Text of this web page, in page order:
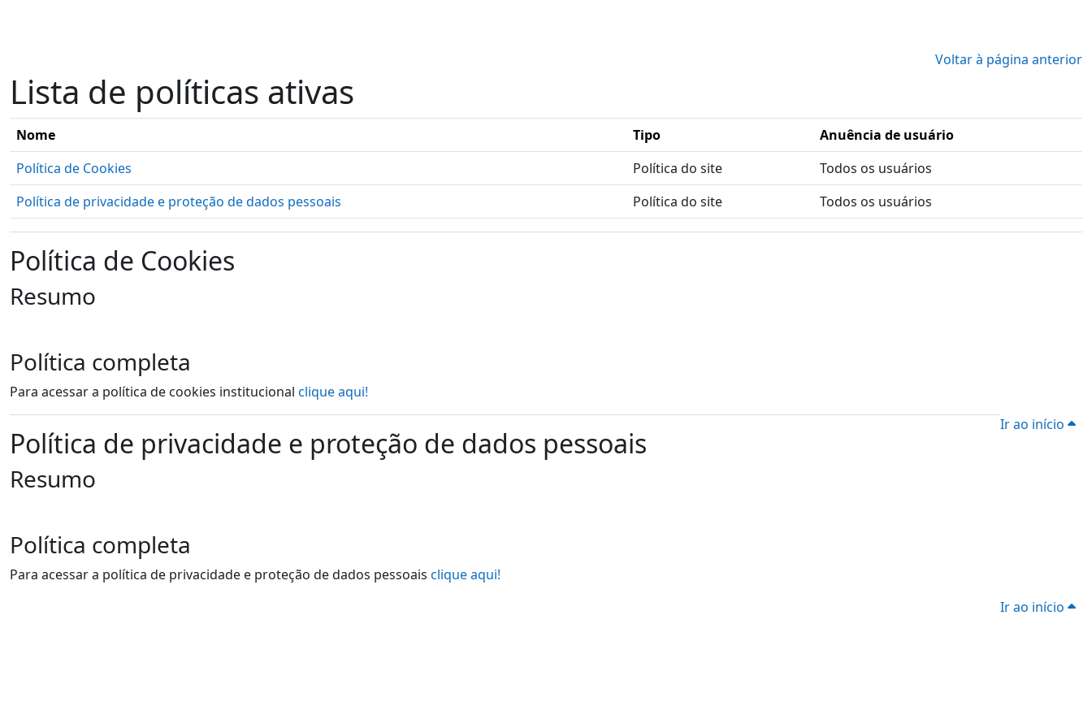
Voltar à página anterior
Lista de políticas ativas
Nome Tipo
Anuência de usuário
Política de Cookies
Política do site
Todos os usuários
Política de privacidade e proteção de dados pessoais
Política do site Todos os usuários
Política de Cookies
Resumo
Política completa
Para acessar a política de cookies institucional clique aqui!
Ir ao início
Política de privacidade e proteção de dados pessoais
Resumo
Política completa
Para acessar a política de privacidade e proteção de dados pessoais clique aqui!
Ir ao início